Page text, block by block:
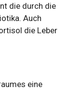
die durch die
Auch
die Leber
eine